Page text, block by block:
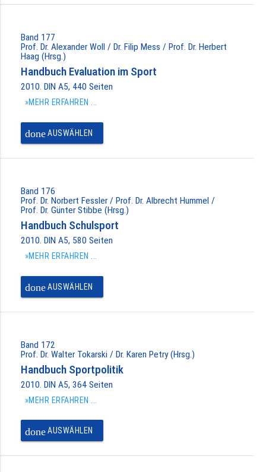
Band 177
Prof. Dr. Alexander Woll / Dr. Filip Mess / Prof. Dr. Herbert
Haag (Hrsg.)
Handbuch Evaluation im Sport
2010. DIN A5, 440 Seiten
»MEHR ERFAHREN ...
doneAUSWÄHLEN
Band 176
Prof. Dr. Norbert Fessler / Prof. Dr. Albrecht Hummel /
Prof. Dr. Günter Stibbe (Hrsg.)
Handbuch Schulsport
2010. DIN A5, 580 Seiten
»MEHR ERFAHREN ...
doneAUSWÄHLEN
Band 172
Prof. Dr. Walter Tokarski / Dr. Karen Petry (Hrsg.)
Handbuch Sportpolitik
2010. DIN A5, 364 Seiten
»MEHR ERFAHREN ...
doneAUSWÄHLEN